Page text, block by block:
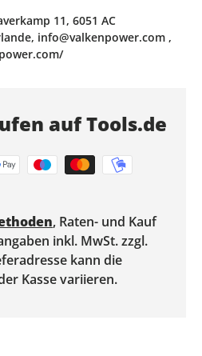
11, 6051 AC
info@valkenpower.com ,
auf Tools.de
, Raten- und Kauf
inkl. MwSt. zzgl.
kann die
Kasse variieren.